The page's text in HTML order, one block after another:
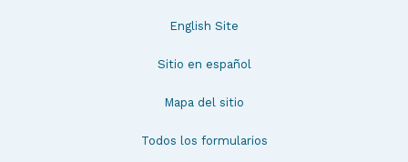
English Site
Sitio en español
Mapa del sitio
Todos los formularios